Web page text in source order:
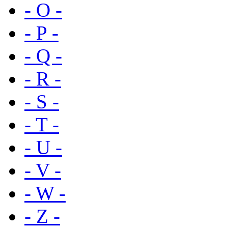
- O -
- P -
- Q -
- R -
- S -
- T -
- U -
- V -
- W -
- Z -